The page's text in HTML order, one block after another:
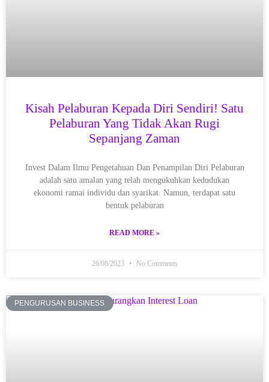
Kisah Pelaburan Kepada Diri Sendiri! Satu
Pelaburan Yang Tidak Akan Rugi
Sepanjang Zaman
Invest Dalam Ilmu Pengetahuan Dan Penampilan Diri Pelaburan
adalah satu amalan yang telah mengukuhkan kedudukan
ekonomi ramai individu dan syarikat. Namun, terdapat satu
bentuk pelaburan
READ MORE »
26/08/2023 No Comments
PENGURUSAN BUSINESS